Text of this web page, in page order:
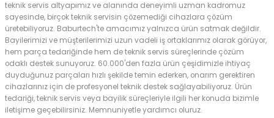
teknik servis altyapımız ve alanında deneyimli uzman kadromuz
sayesinde, birçok teknik servisin çözemediği cihazlara çözüm
üretebiliyoruz. Baburtech'te amacımız yalnızca ürün satmak değildir.
Bayilerimizi ve müşterilerimizi uzun vadeli iş ortaklarımız olarak görüyor,
hem parça tedariğinde hem de teknik servis süreçlerinde çözüm
odaklı destek sunuyoruz. 60.000'den fazla ürün çeşidimizle ihtiyaç
duyduğunuz parçaları hızlı şekilde temin ederken, onarım gerektiren
cihazlarınız için de profesyonel teknik destek sağlayabiliyoruz. Ürün
tedariği, teknik servis veya bayilik süreçleriyle ilgili her konuda bizimle
iletişime geçebilirsiniz. Memnuniyetle yardımcı oluruz.